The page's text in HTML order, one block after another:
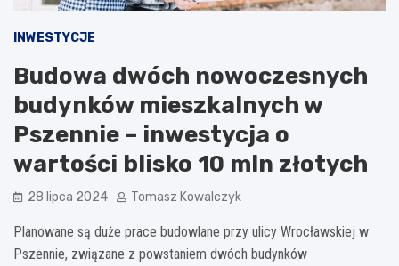
INWESTYCJE
Budowa dwóch nowoczesnych
budynków mieszkalnych w
Pszennie – inwestycja o
wartości blisko 10 mln złotych
28 lipca 2024 Tomasz Kowalczyk
Planowane są duże prace budowlane przy ulicy Wrocławskiej w
Pszennie, związane z powstaniem dwóch budynków